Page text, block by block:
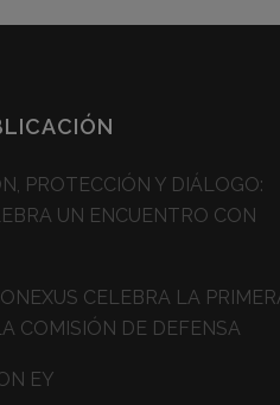
PROTECCIÓN Y DIÁLOGO:
UN ENCUENTRO CON
CELEBRA LA
COMISIÓN DE DEFENSA
EY